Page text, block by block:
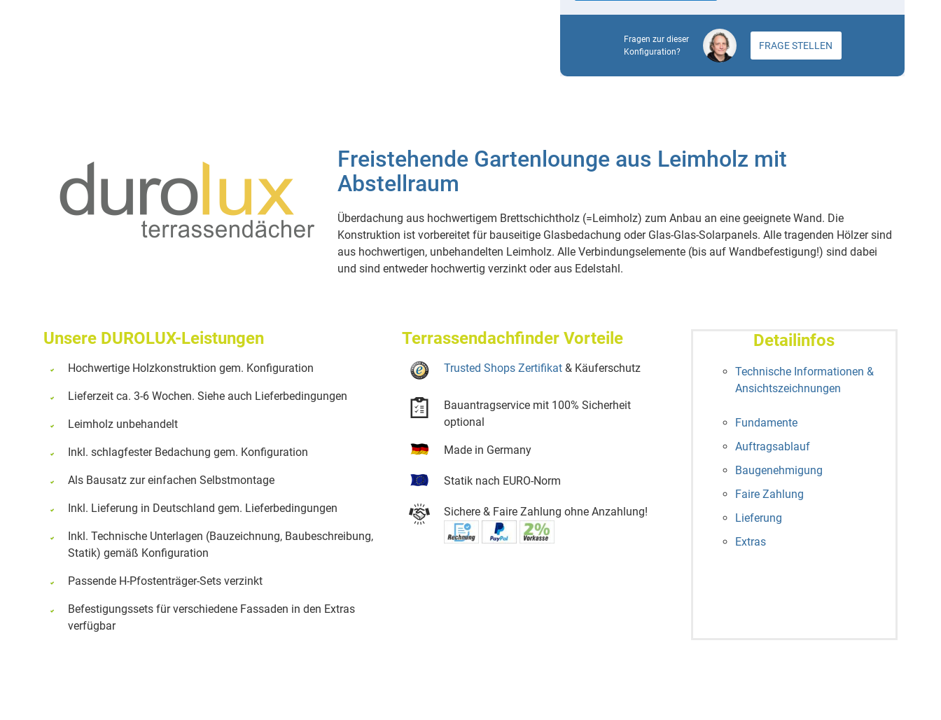
Fragen zur dieser
Konfiguration?
FRAGE STELLEN
Freistehende Gartenlounge aus Leimholz mit
Abstellraum
Überdachung aus hochwertigem Brettschichtholz (=Leimholz) zum Anbau an eine geeignete Wand. Die
Konstruktion ist vorbereitet für bauseitige Glasbedachung oder Glas-Glas-Solarpanels. Alle tragenden Hölzer sind
aus hochwertigen, unbehandelten Leimholz. Alle Verbindungselemente (bis auf Wandbefestigung!) sind dabei
und sind entweder hochwertig verzinkt oder aus Edelstahl.
Unsere DUROLUX-Leistungen
Hochwertige Holzkonstruktion gem. Konfiguration
Lieferzeit ca. 3-6 Wochen. Siehe auch Lieferbedingungen
Leimholz unbehandelt
Inkl. schlagfester Bedachung gem. Konfiguration
Als Bausatz zur einfachen Selbstmontage
Inkl. Lieferung in Deutschland gem. Lieferbedingungen
Inkl. Technische Unterlagen (Bauzeichnung, Baubeschreibung,
Statik) gemäß Konfiguration
Passende H-Pfostenträger-Sets verzinkt
Befestigungssets für verschiedene Fassaden in den Extras
verfügbar
Terrassendachfinder Vorteile
Trusted Shops Zertifikat& Käuferschutz
Bauantragservice mit 100% Sicherheit
optional
Made in Germany
Statik nach EURO-Norm
Sichere & Faire Zahlung ohne Anzahlung!
Detailinfos
Technische Informationen &
Ansichtszeichnungen
Fundamente
Auftragsablauf
Baugenehmigung
Faire Zahlung
Lieferung
Extras